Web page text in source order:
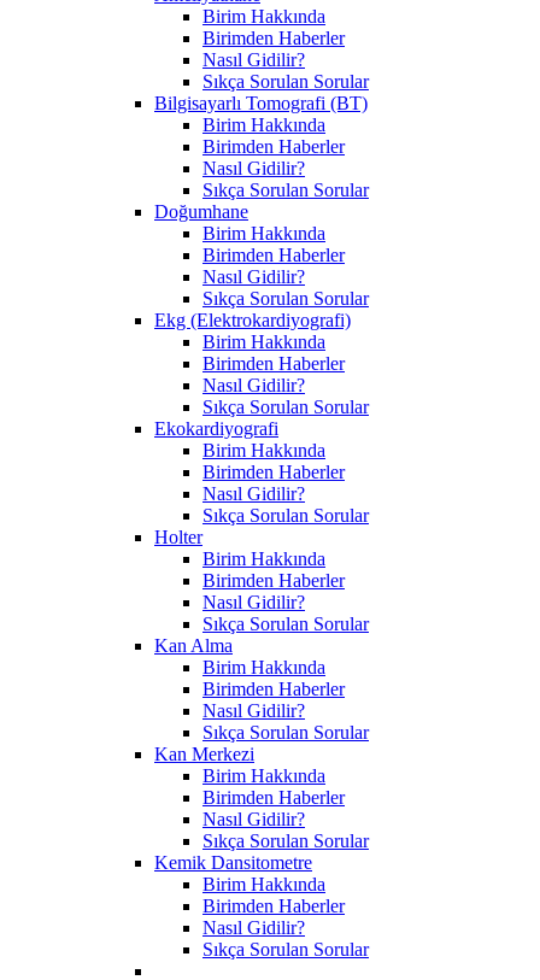
Birim Hakkında
Birimden Haberler
Nasıl Gidilir?
Sıkça Sorulan Sorular
Bilgisayarlı Tomografi (BT)
Birim Hakkında
Birimden Haberler
Nasıl Gidilir?
Sıkça Sorulan Sorular
Doğumhane
Birim Hakkında
Birimden Haberler
Nasıl Gidilir?
Sıkça Sorulan Sorular
Ekg (Elektrokardiyografi)
Birim Hakkında
Birimden Haberler
Nasıl Gidilir?
Sıkça Sorulan Sorular
Ekokardiyografi
Birim Hakkında
Birimden Haberler
Nasıl Gidilir?
Sıkça Sorulan Sorular
Holter
Birim Hakkında
Birimden Haberler
Nasıl Gidilir?
Sıkça Sorulan Sorular
Kan Alma
Birim Hakkında
Birimden Haberler
Nasıl Gidilir?
Sıkça Sorulan Sorular
Kan Merkezi
Birim Hakkında
Birimden Haberler
Nasıl Gidilir?
Sıkça Sorulan Sorular
Kemik Dansitometre
Birim Hakkında
Birimden Haberler
Nasıl Gidilir?
Sıkça Sorulan Sorular